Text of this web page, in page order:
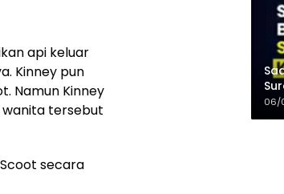
api keluar
Kinney pun
Namun Kinney
tersebut
secara
06/